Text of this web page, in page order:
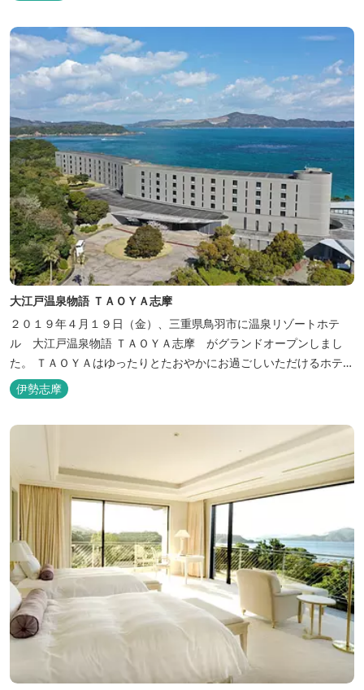
物「五右衛門蒸し」、鯛や伊勢海老の舟盛りに海鮮鍋も。
大江戸温泉物語 ＴＡＯＹＡ志摩
２０１９年４月１９日（金）、三重県鳥羽市に温泉リゾートホテ
ル 大江戸温泉物語 ＴＡＯＹＡ志摩 がグランドオープンしまし
た。 ＴＡＯＹＡはゆったりとたおやかにお過ごしいただけるホテル
を目指し、カキの産地の鳥羽市浦村町にオープンしました。 目の前
は太平洋に注ぐ伊勢湾の海の風景が広がり、後背は山に囲まれ、自
然豊かな環境で、正にゆったりとたおやかに時が流れています。
伊勢志摩